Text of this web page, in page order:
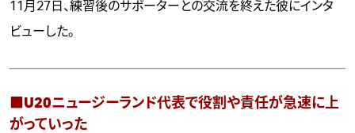
11月27日、練習後のサポーターとの交流を終えた彼にインタ
ビューした。
■U20ニュージーランド代表で役割や責任が急速に上
がっていった